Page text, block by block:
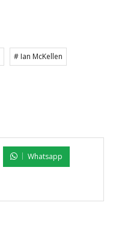
# Ian McKellen
Whatsapp